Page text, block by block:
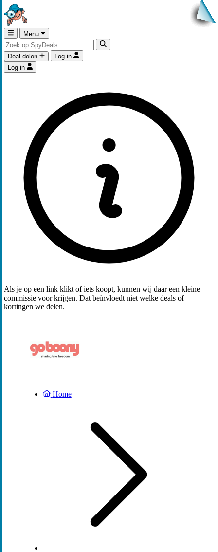
Menu
Deal delen
Log in
Log in
Als je op een link klikt of iets koopt, kunnen wij daar een kleine
commissie voor krijgen. Dat beïnvloedt niet welke deals of
kortingen we delen.
Home